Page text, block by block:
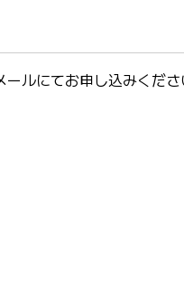
ルにてお申し込みくだ